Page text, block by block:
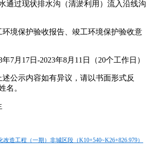
通过现状排水沟（清淤利用）流入沿线沟
境保护验收报告、竣工环境保护验收意
7月17日-2023年8月11日（20个工作日）
公示内容如有异议，请以书面形式反
名。
造工程（一期）非城区段（K10+540~K26+826.979）